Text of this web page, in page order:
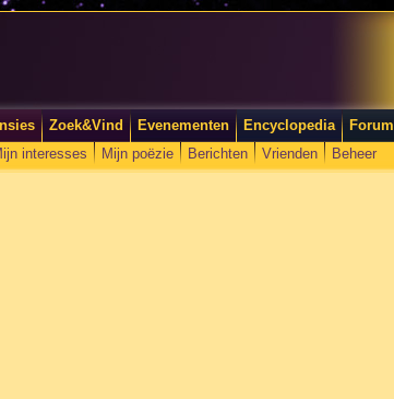
Zoek&Vind Evenementen Encyclopedia Forum
interesses Mijn poëzie Berichten Vrienden Beheer